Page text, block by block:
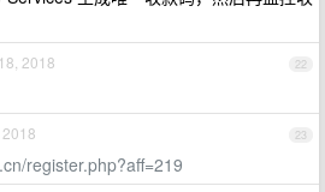
22
2018
23
register.php?aff=219